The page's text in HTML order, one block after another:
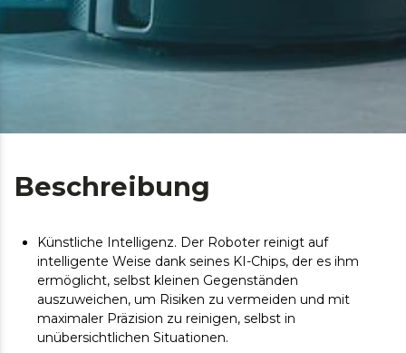
Beschreibung
Künstliche Intelligenz. Der Roboter reinigt auf
intelligente Weise dank seines KI-Chips, der es ihm
ermöglicht, selbst kleinen Gegenständen
auszuweichen, um Risiken zu vermeiden und mit
maximaler Präzision zu reinigen, selbst in
unübersichtlichen Situationen.